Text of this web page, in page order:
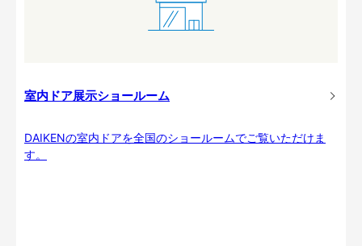
室内ドア展示ショールーム
DAIKENの室内ドアを全国のショールームでご覧いただけま
す。